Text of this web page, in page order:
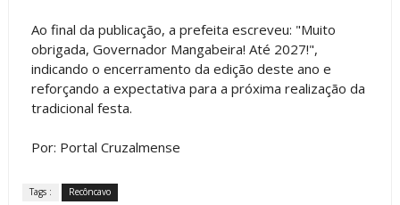
Ao final da publicação, a prefeita escreveu: "Muito
obrigada, Governador Mangabeira! Até 2027!",
indicando o encerramento da edição deste ano e
reforçando a expectativa para a próxima realização da
tradicional festa.
Por: Portal Cruzalmense
Tags : Recôncavo